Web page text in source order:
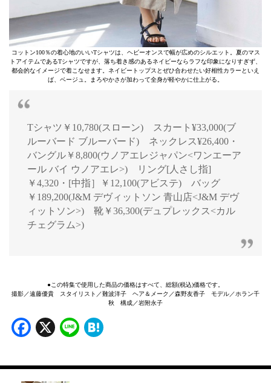
コットン100％の着心地のいいTシャツは、ヘビーオンスで幅が広めのシルエット。夏のマス
トアイテムであるTシャツですが、落ち着き感のあるネイビーならラフな印象になりすぎず、
都会的なイメージで着こなせます。ネイビートップスとぜひ合わせたい好相性カラーといえ
ば、ベージュ。まろやかさが加わって全身が軽やかに仕上がる。
Tシャツ￥10,780(スローン) スカート¥33,000(ブ
ルーバード ブルーバード) ネックレス¥26,400・
バングル￥8,800(ウノアエレジャパン<ワンエーア
ール バイ ウノアエレ>) リング[人さし指]
￥4,320・[中指］￥12,100(アビステ) バッグ
￥189,200(J&M デヴィットソン 青山店<J&M デヴ
ィットソン>) 靴￥36,300(デュプレックス<カル
チェグラム>)
●この特集で使用した商品の価格はすべて、総額(税込)価格です。
撮影／遠藤優貴 スタイリスト／難波洋子 ヘア＆メーク／森野友香子 モデル／ホラン千
秋 構成／岩附永子
Facebook
X Line